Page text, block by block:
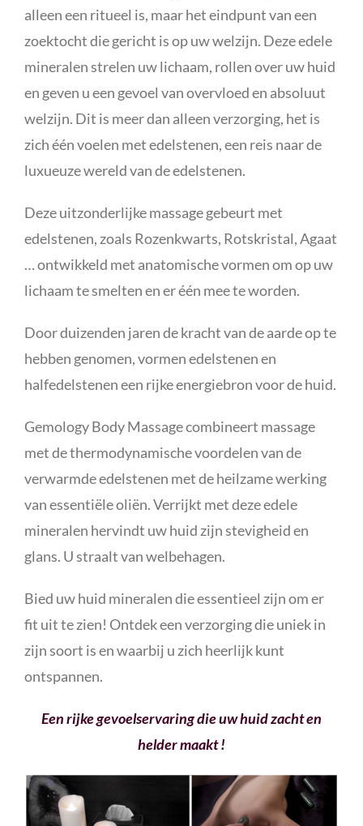
alleen een ritueel is, maar het eindpunt van een
zoektocht die gericht is op uw welzijn. Deze edele
mineralen strelen uw lichaam, rollen over uw huid
en geven u een gevoel van overvloed en absoluut
welzijn. Dit is meer dan alleen verzorging, het is
zich één voelen met edelstenen, een reis naar de
luxueuze wereld van de edelstenen.
Deze uitzonderlijke massage gebeurt met
edelstenen, zoals Rozenkwarts, Rotskristal, Agaat
… ontwikkeld met anatomische vormen om op uw
lichaam te smelten en er één mee te worden.
Door duizenden jaren de kracht van de aarde op te
hebben genomen, vormen edelstenen en
halfedelstenen een rijke energiebron voor de huid.
Gemology Body Massage combineert massage
met de thermodynamische voordelen van de
verwarmde edelstenen met de heilzame werking
van essentiële oliën. Verrijkt met deze edele
mineralen hervindt uw huid zijn stevigheid en
glans. U straalt van welbehagen.
Bied uw huid mineralen die essentieel zijn om er
fit uit te zien! Ontdek een verzorging die uniek in
zijn soort is en waarbij u zich heerlijk kunt
ontspannen.
Een rijke gevoelservaring die uw huid zacht en
helder maakt !